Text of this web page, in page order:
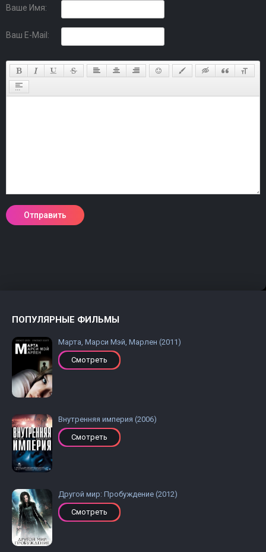
ПОПУЛЯРНЫЕ ФИЛЬМЫ
Марта, Марси Мэй, Марлен (2011)
Смотреть
Внутренняя империя (2006)
Смотреть
Другой мир: Пробуждение (2012)
Смотреть
Ваше Имя:
Ваш E-Mail: